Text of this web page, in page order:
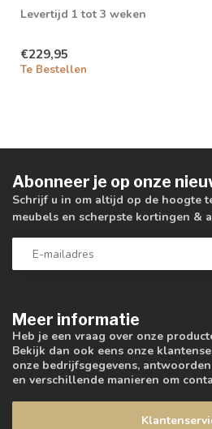
Levertijd 1 tot 3 weken
€229,95
Te Bestellen
Meer informatie
Heb je een vraag over onze
Bekijk dan ook eens onze
onze bedrijfsgegevens,
en verschillende manieren om
Abonneer je op onze
Schrijf u in om altijd op de hoogte
meubels en scherpste kortingen &